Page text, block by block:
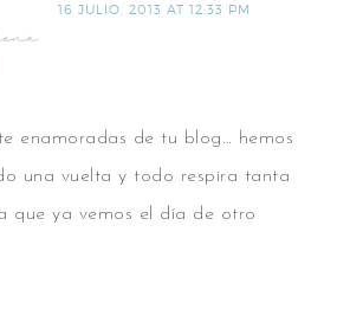
16 JULIO, 2013 AT 12:33 PM
enamoradas de tu blog… hemos
una vuelta y todo respira tanta
que ya vemos el día de otro